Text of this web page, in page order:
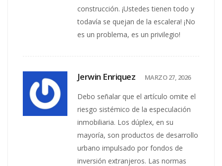
construcción. ¡Ustedes tienen todo y
todavía se quejan de la escalera! ¡No
es un problema, es un privilegio!
Jerwin Enriquez MARZO 27, 2026
Debo señalar que el artículo omite el
riesgo sistémico de la especulación
inmobiliaria. Los dúplex, en su
mayoría, son productos de desarrollo
urbano impulsado por fondos de
inversión extranjeros. Las normas